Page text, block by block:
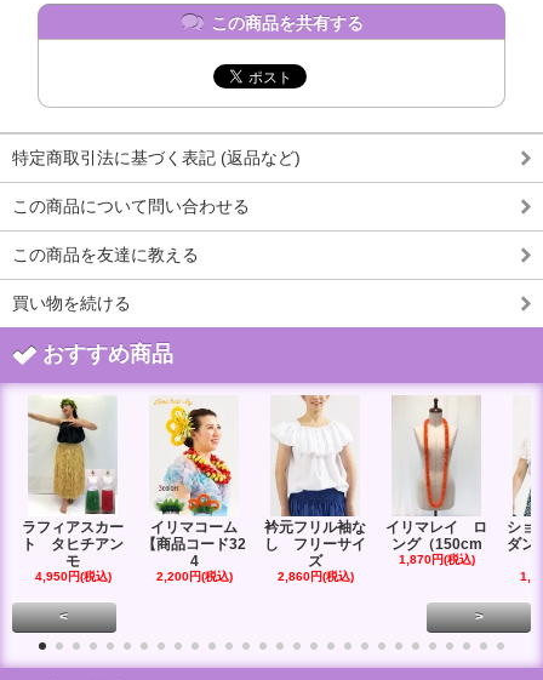
この商品を共有する
特定商取引法に基づく表記 (返品など)
この商品について問い合わせる
この商品を友達に教える
買い物を続ける
おすすめ商品
ラフィアスカー
ト タヒチアン
モ
4,950円(税込)
イリマコーム
【商品コード32
4
2,200円(税込)
衿元フリル袖な
し フリーサイ
ズ
2,860円(税込)
イリマレイ ロ
ング（150cm
1,870円(税込)
ショ
ダン
< >